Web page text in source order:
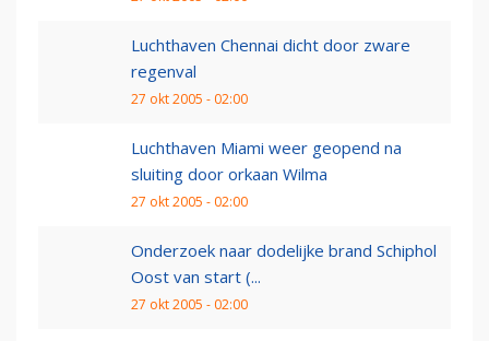
Luchthaven Chennai dicht door zware
regenval
27 okt 2005 - 02:00
Luchthaven Miami weer geopend na
sluiting door orkaan Wilma
27 okt 2005 - 02:00
Onderzoek naar dodelijke brand Schiphol
Oost van start (...
27 okt 2005 - 02:00